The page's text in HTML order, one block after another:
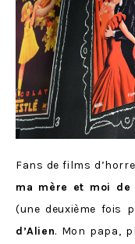
Fans de films
ma mère et moi
(une deuxième fois
d’Alien. Mon papa,